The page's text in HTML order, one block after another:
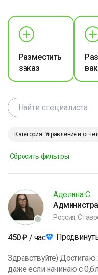
Разместить
заказ
Категория: Управление и
Сбросить фильтры
Аделина С.
Россия,
450₽ / час
Здравствуйте) Достигаю
даже если начинаю с